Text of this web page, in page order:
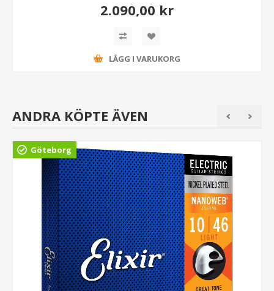
2.090,00 kr
LÄGG I VARUKORG
ANDRA KÖPTE ÄVEN
Göteborg